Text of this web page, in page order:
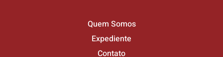
Quem Somos
Expediente
Contato